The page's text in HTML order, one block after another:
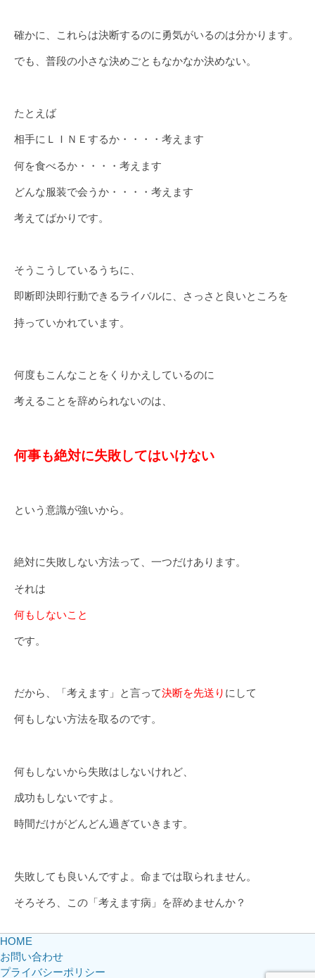
確かに、これらは決断するのに勇気がいるのは分かります。
でも、普段の小さな決めごともなかなか決めない。
たとえば
相手にＬＩＮＥするか・・・・考えます
何を食べるか・・・・考えます
どんな服装で会うか・・・・考えます
考えてばかりです。
そうこうしているうちに、
即断即決即行動できるライバルに、さっさと良いところを
持っていかれています。
何度もこんなことをくりかえしているのに
考えることを辞められないのは、
何事も絶対に失敗してはいけない
という意識が強いから。
絶対に失敗しない方法って、一つだけあります。
それは
何もしないこと
です。
だから、「考えます」と言って決断を先送り にして
何もしない方法を取るのです。
何もしないから失敗はしないけれど、
成功もしないですよ。
時間だけがどんどん過ぎていきます。
失敗しても良いんですよ。命までは取られません。
そろそろ、この「考えます病」を辞めませんか？
HOME
お問い合わせ
プライバシーポリシー